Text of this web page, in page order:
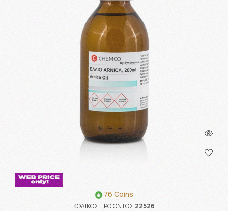
76 Coins
ΚΩΔΙΚΟΣ ΠΡΟΪΟΝΤΟΣ:22526